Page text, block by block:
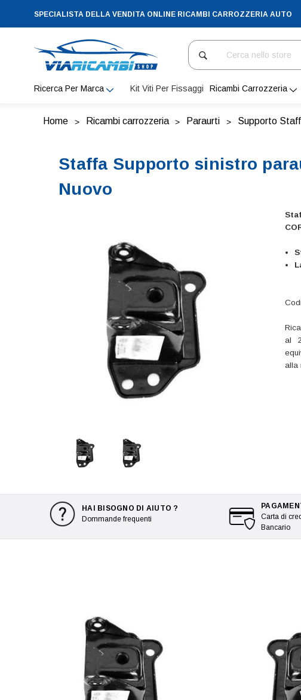
SPECIALISTA DELLA VENDITA ONLINE RICAMBI CARROZZERIA AUTO
Cerca
Ricerca Per Marca Kit Viti Per Fissaggi Ricambi Carrozzeria
Home Ricambi carrozzeria Paraurti Supporto
Staffa Supporto sinistro
Nuovo
al
alla
HAI BISOGNO DI AIUTO ?
Dommande frequenti
Carta di
Bancario